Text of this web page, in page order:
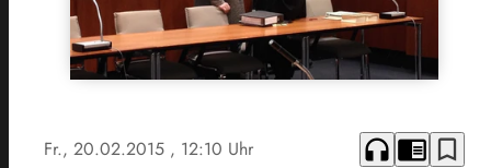
Fr., 20.02.2015 , 12:10 Uhr headphones chrome_reader_mode bookmark_border